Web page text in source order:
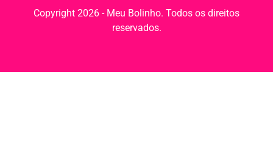
Copyright 2026 - Meu Bolinho. Todos os direitos
reservados.